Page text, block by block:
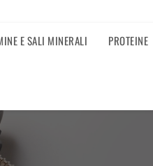
E SALI MINERALI PROTEINE